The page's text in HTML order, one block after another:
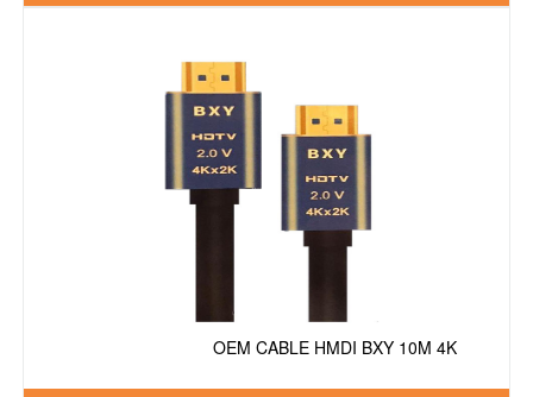
OEM CABLE HMDI BXY 10M 4K